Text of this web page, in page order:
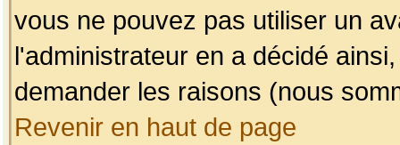
vous ne pouvez pas utiliser un
l'administrateur en a décidé
demander les raisons (nous
Revenir en haut de page